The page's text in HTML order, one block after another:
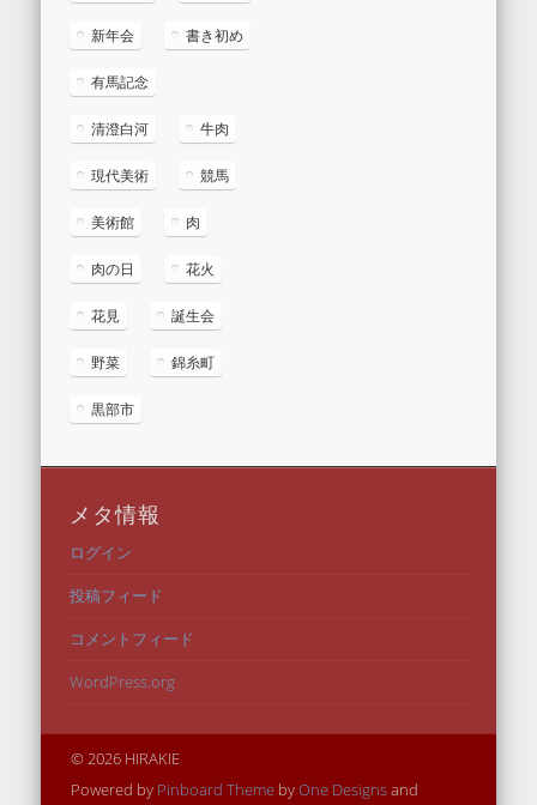
新年会 書き初め
有馬記念
清澄白河 牛肉
現代美術 競馬
美術館 肉
肉の日 花火
花見 誕生会
野菜 錦糸町
黒部市
メタ情報
ログイン
投稿フィード
コメントフィード
WordPress.org
© 2026 HIRAKIE
Powered by Pinboard ThemebyOne Designsand